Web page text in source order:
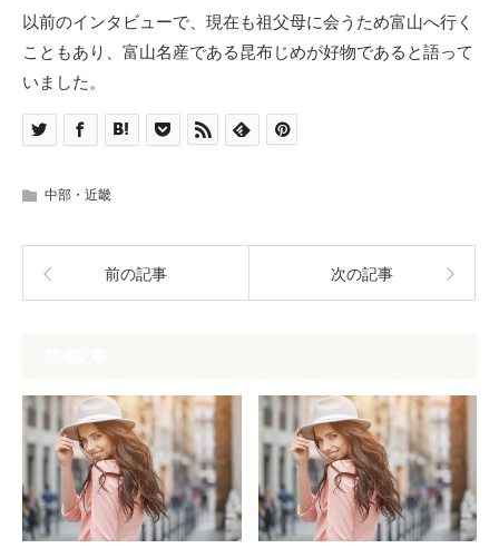
以前のインタビューで、現在も祖父母に会うため富山へ行く
こともあり、富山名産である昆布じめが好物であると語って
いました。
中部・近畿
前の記事 次の記事